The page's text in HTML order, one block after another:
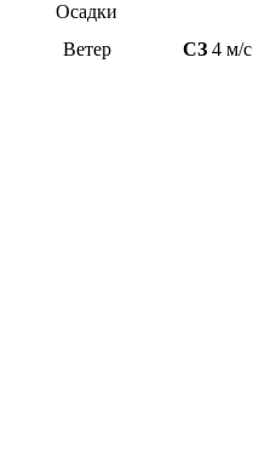
Осадки
Ветер
СЗ4 м/с